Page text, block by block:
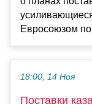
Евросоюзом по
18:00, 14 Ноя
Поставки